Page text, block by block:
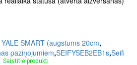
SMART (augstums 20cm,
paziņojumiem,SEIFYSEB2EB1s,Seifi
Saistītie produkti